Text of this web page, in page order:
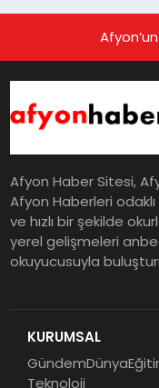
Afyon Haber Sitesi,
Afyon Haberleri
ve hızlı bir şekilde
yerel gelişmeleri
okuyucusuyla
KURUMSAL
GündemDünya
Teknoloji